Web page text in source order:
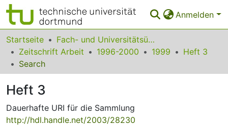
Anmelden
Bereiche & Sammlungen
Das gesamte Repositorium
Leitlinien
Startseite
Fach- und Universitätsübergreifendes
Zeitschrift Arbeit
1996-2000 1999
Heft 3
Search
Heft 3
Dauerhafte URI für die Sammlung
http://hdl.handle.net/2003/28230